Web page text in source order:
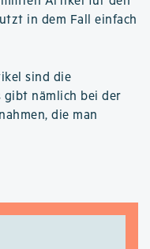
in dem Fall einfach
sind die
gibt nämlich bei der
die man